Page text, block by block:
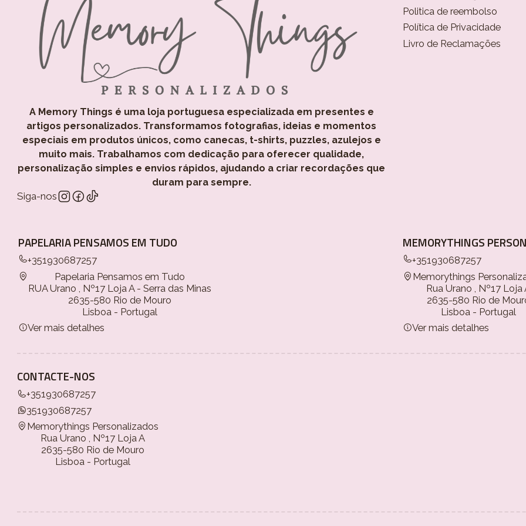
A Memory Things é uma loja portuguesa especializada em presentes e
artigos personalizados. Transformamos fotografias, ideias e momentos
especiais em produtos únicos, como canecas, t-shirts, puzzles, azulejos e
muito mais. Trabalhamos com dedicação para oferecer qualidade,
personalização simples e envios rápidos, ajudando a criar recordações que
duram para sempre.
Siga-nos
Politica de reembolso
Política de Privacidade
Livro de Reclamações
PAPELARIA PENSAMOS EM TUDO
+351930687257
Papelaria Pensamos em Tudo
RUA Urano , Nº17 Loja A - Serra das Minas
2635-580 Rio de Mouro
Lisboa - Portugal
Ver mais detalhes
MEMORYTHINGS
+351930687257
Memorythings
Rua Urano , Nº17 Loja
2635-580 Rio de
Lisboa - Portugal
Ver mais detalhes
CONTACTE-NOS
+351930687257
351930687257
Memorythings Personalizados
Rua Urano , Nº17 Loja A
2635-580 Rio de Mouro
Lisboa - Portugal